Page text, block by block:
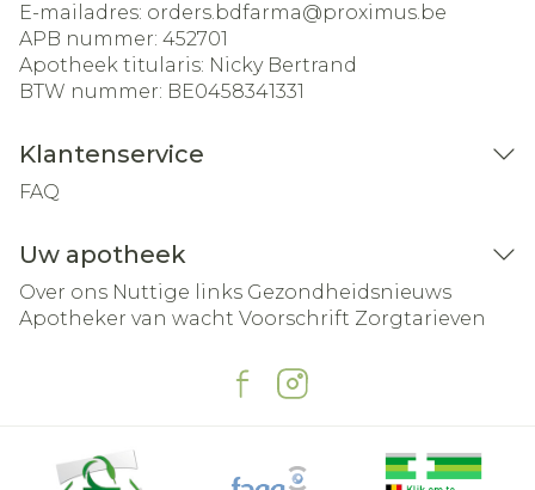
E-mailadres: orders.bdfarma@proximus.be
APB nummer: 452701
Apotheek titularis: Nicky Bertrand
BTW nummer: BE0458341331
Klantenservice
FAQ
Uw apotheek
Over ons Nuttige links Gezondheidsnieuws
Apotheker van wacht Voorschrift Zorgtarieven